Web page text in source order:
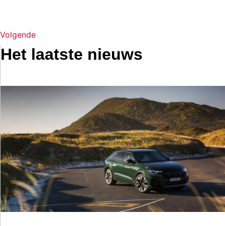
Volgende
Het laatste nieuws